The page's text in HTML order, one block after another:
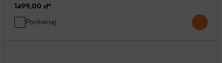
1499,00 zł*
Porównaj